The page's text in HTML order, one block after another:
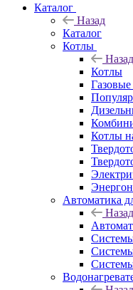
Каталог
Назад
Каталог
Котлы
Назад
Котлы
Котлы
Автоматика
Назад